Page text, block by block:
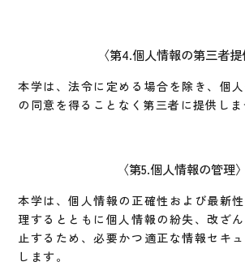
第4.個人情報の第三者提
本学は、法令に定める場合を除き、個
の同意を得ることなく第三者に提供しま
第5.個人情報の管理
本学は、個人情報の正確性および最新
理するとともに個人情報の紛失、改ざ
止するため、必要かつ適正な情報セキ
します。